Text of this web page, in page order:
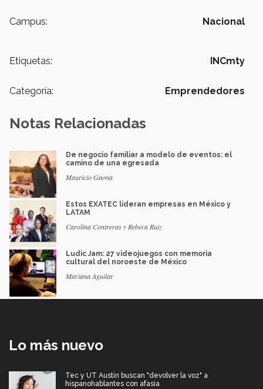
Campus: Nacional
Etiquetas: INCmty
Categoría: Emprendedores
Notas Relacionadas
De negocio familiar a modelo de eventos: el
camino de una egresada
Mauricio Gaona
Estos EXATEC lideran empresas en México y
LATAM
Carolina Contreras y Rebeca Ruiz
Ludic Jam: 27 videojuegos con memoria
cultural del noroeste de México
Mariana Aguilar
Lo más nuevo
Tec y UT Austin buscan "devolver la voz" a
hispanohablantes con afasia